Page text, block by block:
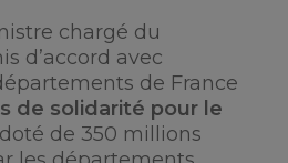
chargé du
d’accord avec
de France
de solidarité pour le
de 350 millions